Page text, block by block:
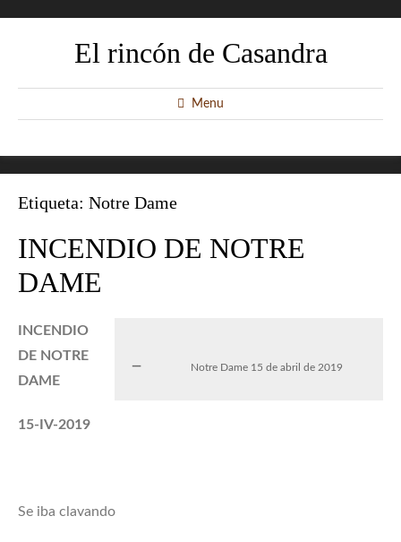
El rincón de Casandra
Menu
Etiqueta: Notre Dame
INCENDIO DE NOTRE
DAME
Notre Dame 15 de abril de 2019
INCENDIO
DE NOTRE
DAME
15-IV-2019
Se iba clavando